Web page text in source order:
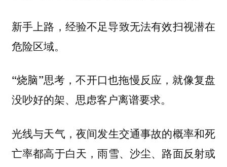
新手上路，经验不足导致无法有效扫视潜在
危险区域。
“烧脑”思考，不开口也拖慢反应 ，就像复盘
没吵好的架、思虑客户离谱要求。
光线与天气， 夜间发生交通事故的概率和死
亡率都高于白天 ，雨雪、沙尘、路面反射或